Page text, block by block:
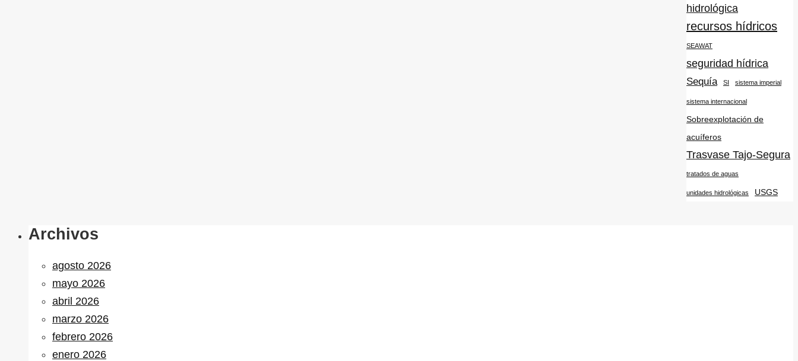
hidrológica
recursos hídricos
SEAWAT
seguridad hídrica
Sequía SI sistema imperial
sistema internacional
Sobreexplotación de
acuíferos
Trasvase Tajo-Segura
tratados de aguas
unidades hidrológicas USGS
Archivos
agosto 2026
mayo 2026
abril 2026
marzo 2026
febrero 2026
enero 2026